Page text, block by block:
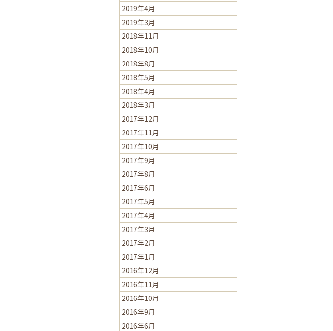
2019年4月
2019年3月
2018年11月
2018年10月
2018年8月
2018年5月
2018年4月
2018年3月
2017年12月
2017年11月
2017年10月
2017年9月
2017年8月
2017年6月
2017年5月
2017年4月
2017年3月
2017年2月
2017年1月
2016年12月
2016年11月
2016年10月
2016年9月
2016年6月